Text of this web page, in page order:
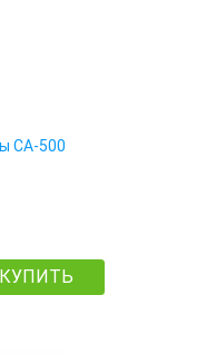
CA-500
КУПИТЬ